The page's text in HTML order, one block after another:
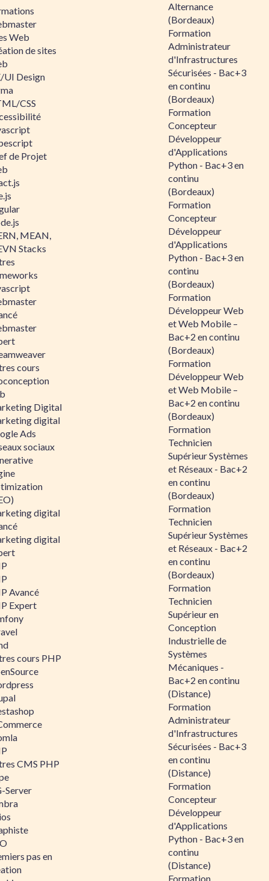
Web
de sites
UI Design
CSS
de Projet
MEAN,
Stacks
cours
Digital
digital
Ads
sociaux
digital
digital
Avancé
Expert
cours PHP
CMS PHP
Server
pas en
Alternance
(Bordeaux)
Formation
Administrateur
d'Infrastructures
Sécurisées - Bac+3
en continu
(Bordeaux)
Formation
Concepteur
Développeur
d'Applications
Python - Bac+3 en
continu
(Bordeaux)
Formation
Concepteur
Développeur
d'Applications
Python - Bac+3 en
continu
(Bordeaux)
Formation
Développeur Web
et Web Mobile –
Bac+2 en continu
(Bordeaux)
Formation
Développeur Web
et Web Mobile –
Bac+2 en continu
(Bordeaux)
Formation
Technicien
Supérieur Systèmes
et Réseaux - Bac+2
en continu
(Bordeaux)
Formation
Technicien
Supérieur Systèmes
et Réseaux - Bac+2
en continu
(Bordeaux)
Formation
Technicien
Supérieur en
Conception
Industrielle de
Systèmes
Mécaniques -
Bac+2 en continu
(Distance)
Formation
Administrateur
d'Infrastructures
Sécurisées - Bac+3
en continu
(Distance)
Formation
Concepteur
Développeur
d'Applications
Python - Bac+3 en
continu
(Distance)
Formation